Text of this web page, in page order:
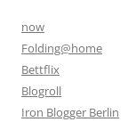
now
Folding@home
Bettflix
Blogroll
Iron Blogger Berlin